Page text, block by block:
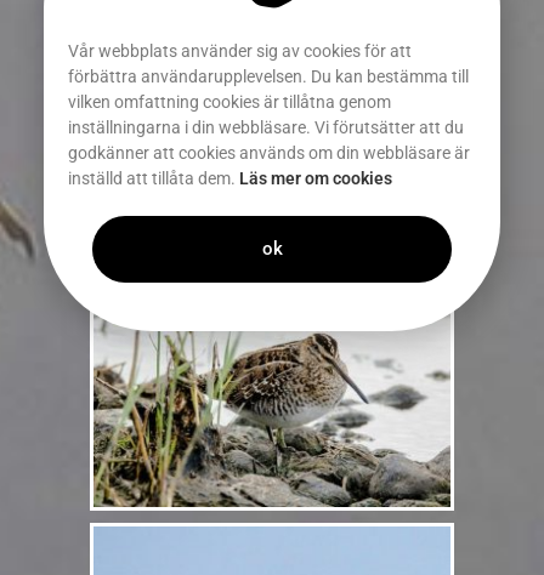
Vår webbplats använder sig av cookies för att
förbättra användarupplevelsen. Du kan bestämma till
vilken omfattning cookies är tillåtna genom
inställningarna i din webbläsare. Vi förutsätter att du
godkänner att cookies används om din webbläsare är
inställd att tillåta dem. Läs mer om cookies
ok